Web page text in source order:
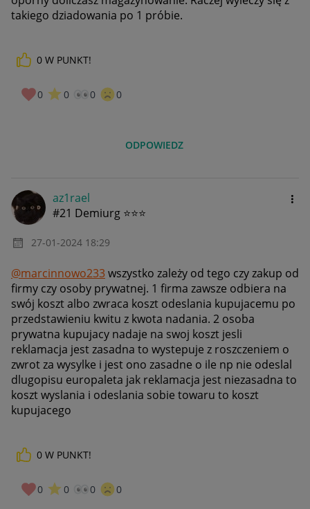
takiego dziadowania po 1 próbie.
0 W PUNKT!
0 0 0 0
ODPOWIEDZ
az1rael
#21 Demiurg ⭐⭐⭐
‎27-01-2024 18:29
@marcinnowo233wszystko zależy od tego czy zakup od
firmy czy osoby prywatnej. 1 firma zawsze odbiera na
swój koszt albo zwraca koszt odeslania kupujacemu po
przedstawieniu kwitu z kwota nadania. 2 osoba
prywatna kupujacy nadaje na swoj koszt jesli
reklamacja jest zasadna to wystepuje z roszczeniem o
zwrot za wysylke i jest ono zasadne o ile np nie odeslal
dlugopisu europaleta jak reklamacja jest niezasadna to
koszt wyslania i odeslania sobie towaru to koszt
kupujacego
0 W PUNKT!
0 0 0 0